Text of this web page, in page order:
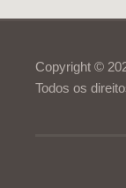
Copyright ©
Todos os